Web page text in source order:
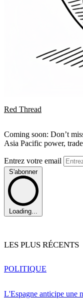
Red Thread
Coming soon: Don’t
Asia Pacific power,
Entrez votre email
S'abonner
Loading...
LES PLUS RÉCENTS
L'Espagne anticipe une
POLITIQUE